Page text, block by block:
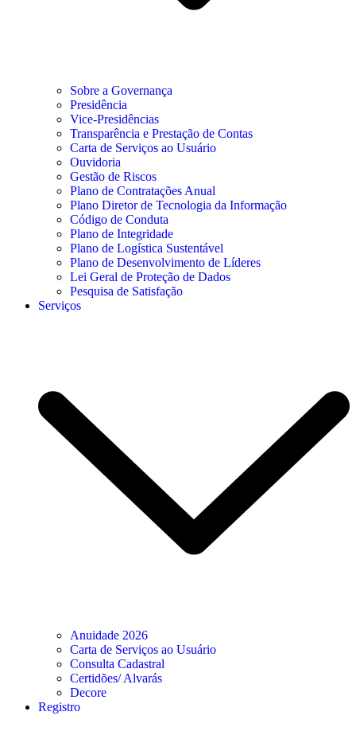
Sobre a Governança
Presidência
Vice-Presidências
Transparência e Prestação de Contas
Carta de Serviços ao Usuário
Ouvidoria
Gestão de Riscos
Plano de Contratações Anual
Plano Diretor de Tecnologia da Informação
Código de Conduta
Plano de Integridade
Plano de Logística Sustentável
Plano de Desenvolvimento de Líderes
Lei Geral de Proteção de Dados
Pesquisa de Satisfação
Serviços
Anuidade 2026
Carta de Serviços ao Usuário
Consulta Cadastral
Certidões/ Alvarás
Decore
Registro